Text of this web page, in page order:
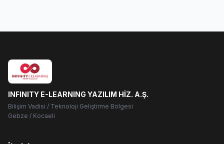
INFINITY E-LEARNING YAZILIM HİZ. A.Ş.
Bilişim Vadisi / Teknoloji Geliştirme Bölgesi
Gebze / Kocaeli